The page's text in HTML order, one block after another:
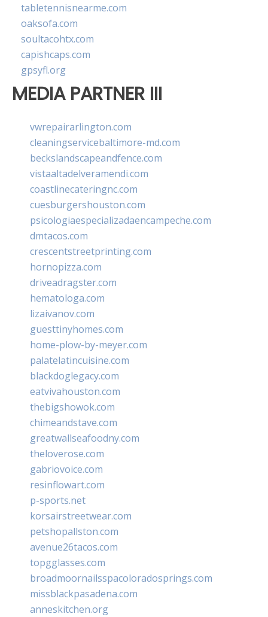
tabletennisnearme.com
oaksofa.com
soultacohtx.com
capishcaps.com
gpsyfl.org
MEDIA PARTNER III
vwrepairarlington.com
cleaningservicebaltimore-md.com
beckslandscapeandfence.com
vistaaltadelveramendi.com
coastlinecateringnc.com
cuesburgershouston.com
psicologiaespecializadaencampeche.com
dmtacos.com
crescentstreetprinting.com
hornopizza.com
driveadragster.com
hematologa.com
lizaivanov.com
guesttinyhomes.com
home-plow-by-meyer.com
palatelatincuisine.com
blackdoglegacy.com
eatvivahouston.com
thebigshowok.com
chimeandstave.com
greatwallseafoodny.com
theloverose.com
gabriovoice.com
resinflowart.com
p-sports.net
korsairstreetwear.com
petshopallston.com
avenue26tacos.com
topgglasses.com
broadmoornailsspacoloradosprings.com
missblackpasadena.com
anneskitchen.org